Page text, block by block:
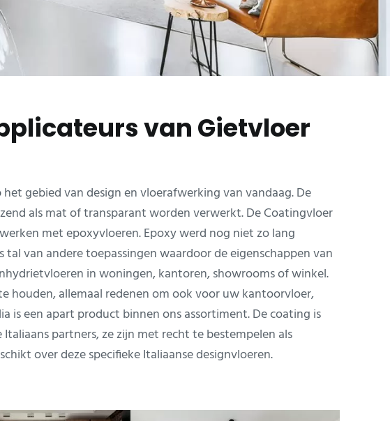
van Gietvloer
gebied van design en vloerafwerking van vandaag. De
als mat of transparant worden verwerkt. De Coatingvloer
met epoxyvloeren. Epoxy werd nog niet zo lang
van andere toepassingen waardoor de eigenschappen van
in woningen, kantoren, showrooms of winkel.
houden, allemaal redenen om ook voor uw kantoorvloer,
een apart product binnen ons assortiment. De coating is
partners, ze zijn met recht te bestempelen als
over deze specifieke Italiaanse designvloeren.